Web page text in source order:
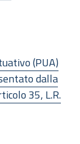
(PUA)
dalla
35, L.R.